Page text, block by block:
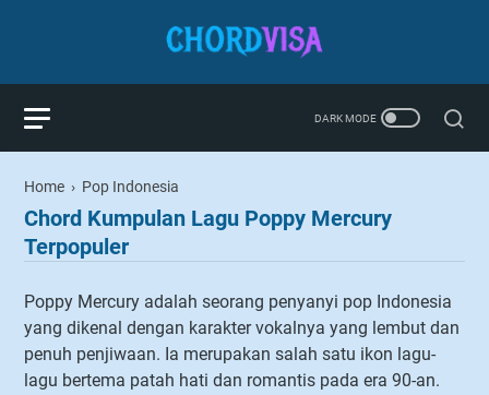
Home › Pop Indonesia
Chord Kumpulan Lagu Poppy Mercury
Terpopuler
Poppy Mercury adalah seorang penyanyi pop Indonesia
yang dikenal dengan karakter vokalnya yang lembut dan
penuh penjiwaan. Ia merupakan salah satu ikon lagu-
lagu bertema patah hati dan romantis pada era 90-an.